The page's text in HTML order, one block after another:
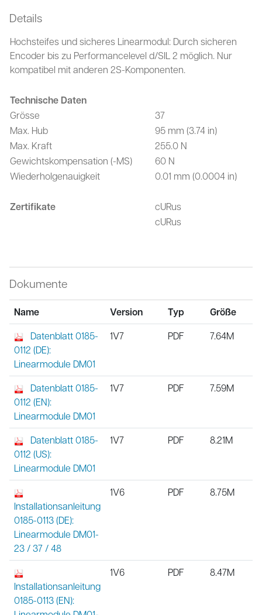
Details
Hochsteifes und sicheres Linearmodul: Durch sicheren
Encoder bis zu Performancelevel d/SIL 2 möglich. Nur
kompatibel mit anderen 2S-Komponenten.
Technische Daten
Grösse
37
Max. Hub
95 mm (3.74 in)
Max. Kraft
255.0 N
Gewichtskompensation (-MS)
60 N
Wiederholgenauigkeit
0.01 mm (0.0004 in)
Zertifikate
cURus
cURus
Dokumente
Name Version Typ Größe
Datenblatt 0185-
0112 (DE):
Linearmodule DM01
1V7 PDF 7.64M
Datenblatt 0185-
0112 (EN):
Linearmodule DM01
1V7 PDF 7.59M
Datenblatt 0185-
0112 (US):
Linearmodule DM01
1V7 PDF 8.21M
Installationsanleitung
0185-0113 (DE):
Linearmodule DM01-
23 / 37 / 48
1V6 PDF 8.75M
Installationsanleitung
0185-0113 (EN):
1V6 PDF 8.47M